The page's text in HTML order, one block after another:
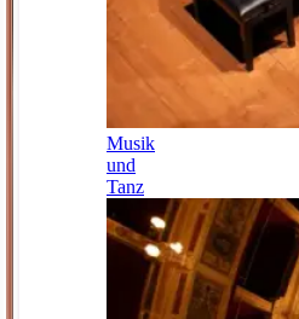
Musik
und
Tanz